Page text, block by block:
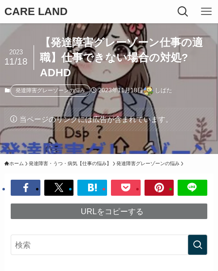
CARE LAND
【発達障害グレーゾーン仕事の適
職】仕事できない場合の対処?
ADHD
2023
11/18
発達障害グレーゾーンの悩み 2023年11月18日 しばた
当ページのリンクには広告が含まれています。
ホーム 発達障害・うつ・病気【仕事の悩み】 発達障害グレーゾーンの悩み
URLをコピーする